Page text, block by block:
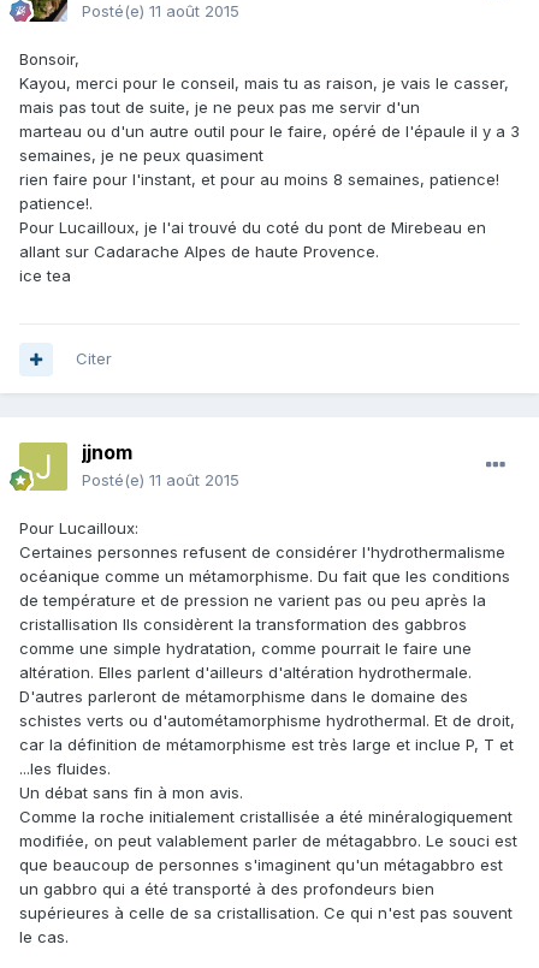
Posté(e) 11 août 2015
Bonsoir,
Kayou, merci pour le conseil, mais tu as raison, je vais le casser,
mais pas tout de suite, je ne peux pas me servir d'un
marteau ou d'un autre outil pour le faire, opéré de l'épaule il y a 3
semaines, je ne peux quasiment
rien faire pour l'instant, et pour au moins 8 semaines, patience!
patience!.
Pour Lucailloux, je l'ai trouvé du coté du pont de Mirebeau en
allant sur Cadarache Alpes de haute Provence.
ice tea
Citer
jjnom
Posté(e) 11 août 2015
Pour Lucailloux:
Certaines personnes refusent de considérer l'hydrothermalisme
océanique comme un métamorphisme. Du fait que les conditions
de température et de pression ne varient pas ou peu après la
cristallisation Ils considèrent la transformation des gabbros
comme une simple hydratation, comme pourrait le faire une
altération. Elles parlent d'ailleurs d'altération hydrothermale.
D'autres parleront de métamorphisme dans le domaine des
schistes verts ou d'autométamorphisme hydrothermal. Et de droit,
car la définition de métamorphisme est très large et inclue P, T et
...les fluides.
Un débat sans fin à mon avis.
Comme la roche initialement cristallisée a été minéralogiquement
modifiée, on peut valablement parler de métagabbro. Le souci est
que beaucoup de personnes s'imaginent qu'un métagabbro est
un gabbro qui a été transporté à des profondeurs bien
supérieures à celle de sa cristallisation. Ce qui n'est pas souvent
le cas.